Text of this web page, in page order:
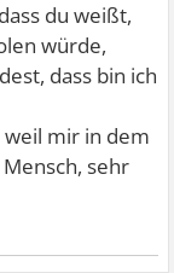
du weißt,
würde,
dass bin ich
weil mir in dem
sehr